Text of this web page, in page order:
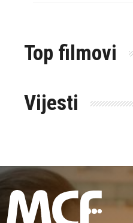
Top filmovi
Vijesti